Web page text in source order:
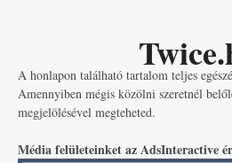
A honlapon található tartalom teljes
Amennyiben mégis közölni szeretnél
megjelölésével megteheted.
Média felületeinket az AdsInteractive